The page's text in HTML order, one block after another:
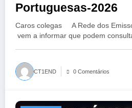
Portuguesas-2026
Caros colegas A Rede dos
vem a informar que podem
CT1END 0 Comentários